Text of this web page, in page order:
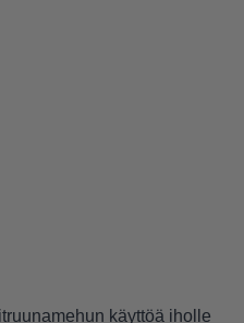
käyttöä iholle